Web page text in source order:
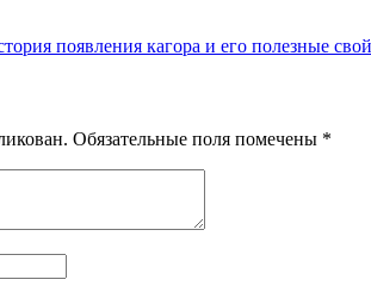
появления кагора и его полезные
Обязательные поля помечены *